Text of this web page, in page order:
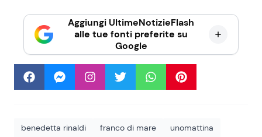
Aggiungi UltimeNotizieFlash
alle tue fonti preferite su
Google
benedetta rinaldi franco di mare unomattina